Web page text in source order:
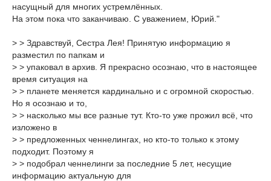
насущный для многих устремлённых.
На этом пока что заканчиваю. С уважением, Юрий."
> > Здравствуй, Сестра Лея! Принятую информацию я
разместил по папкам и
> > упаковал в архив. Я прекрасно осознаю, что в настоящее
время ситуация на
> > планете меняется кардинально и с огромной скоростью.
Но я осознаю и то,
> > насколько мы все разные тут. Кто-то уже прожил всё, что
изложено в
> > предложенных ченнелингах, но кто-то только к этому
подходит. Поэтому я
> > подобрал ченнелинги за последние 5 лет, несущие
информацию актуальную для